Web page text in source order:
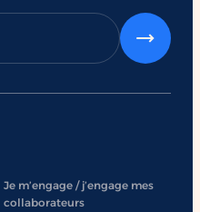
Je m’engage / j’engage mes
collaborateurs